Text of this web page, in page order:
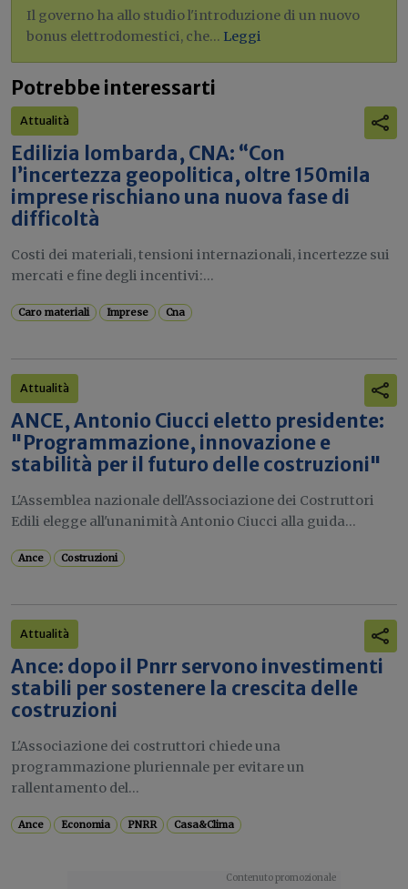
Il governo ha allo studio l'introduzione di un nuovo
bonus elettrodomestici, che... Leggi
Potrebbe interessarti
Attualità
Edilizia lombarda, CNA: “Con
l’incertezza geopolitica, oltre 150mila
imprese rischiano una nuova fase di
difficoltà
Costi dei materiali, tensioni internazionali, incertezze sui
mercati e fine degli incentivi:...
Caro materiali Imprese Cna
Attualità
ANCE, Antonio Ciucci eletto presidente:
"Programmazione, innovazione e
stabilità per il futuro delle costruzioni"
L'Assemblea nazionale dell'Associazione dei Costruttori
Edili elegge all'unanimità Antonio Ciucci alla guida...
Ance Costruzioni
Attualità
Ance: dopo il Pnrr servono investimenti
stabili per sostenere la crescita delle
costruzioni
L'Associazione dei costruttori chiede una
programmazione pluriennale per evitare un
rallentamento del...
Ance Economia PNRR Casa&Clima